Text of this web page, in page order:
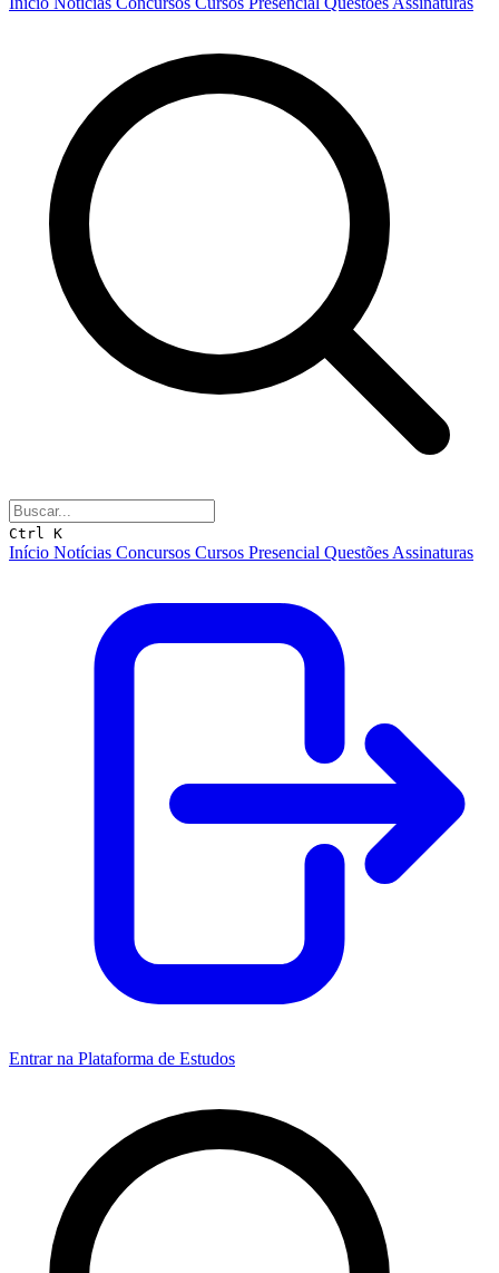
Ctrl K
Início Notícias Concursos Cursos Presencial Questões Assinaturas
Entrar na Plataforma de Estudos